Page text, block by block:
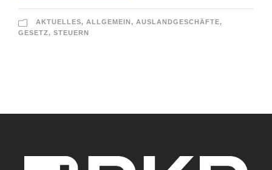
AKTUELLES, ALLGEMEIN , AUSLANDGESCHÄFTE,
GESETZ, STEUERN